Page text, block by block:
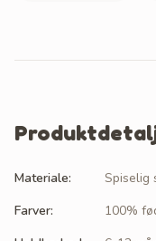
Materiale:
Spiselig
Farver:
100%